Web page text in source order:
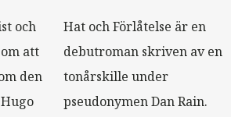
och
att
den
Hat och Förlåtelse är en
debutroman skriven av en
tonårskille under
pseudonymen Dan Rain.